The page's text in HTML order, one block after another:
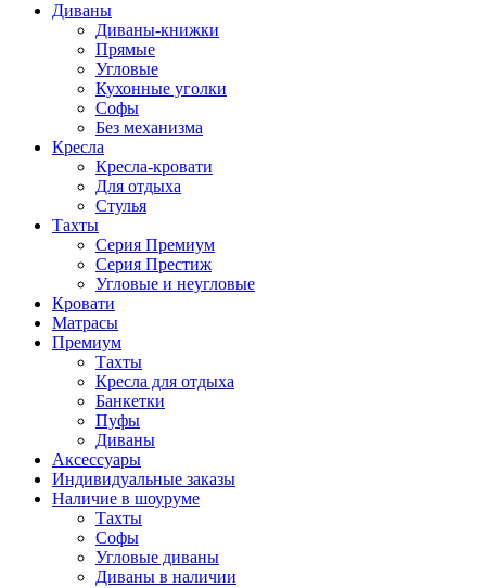
Диваны
Диваны-книжки
Прямые
Угловые
Кухонные уголки
Софы
Без механизма
Кресла
Кресла-кровати
Для отдыха
Стулья
Тахты
Серия Премиум
Серия Престиж
Угловые и неугловые
Кровати
Матрасы
Премиум
Тахты
Кресла для отдыха
Банкетки
Пуфы
Диваны
Аксессуары
Индивидуальные заказы
Наличие в шоуруме
Тахты
Софы
Угловые диваны
Диваны в наличии